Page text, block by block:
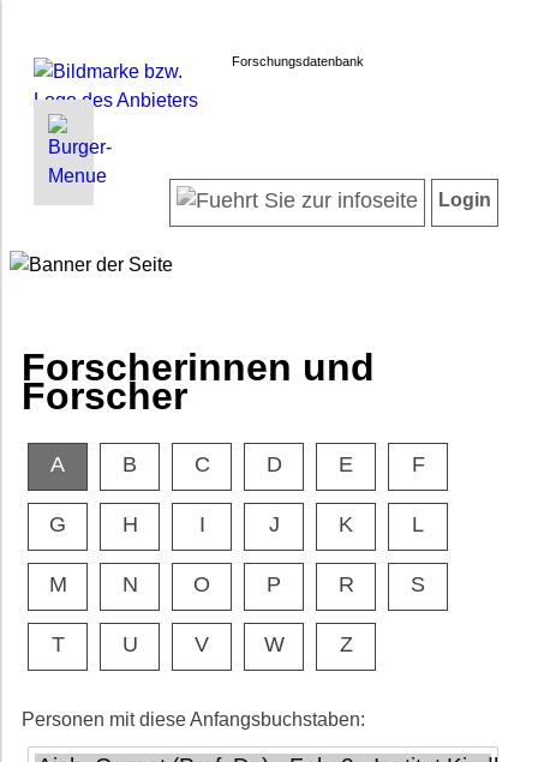
Forschungsdatenbank
INFORMATIONEN | SUCHEN
Forscherinnen und Forscher
Barrierefreiheit
LOGIN
Login
Forscherinnen und
Forscher
A B C D E F
G H I J K L
M N O P R S
T U V W Z
Personen mit diese Anfangsbuchstaben: